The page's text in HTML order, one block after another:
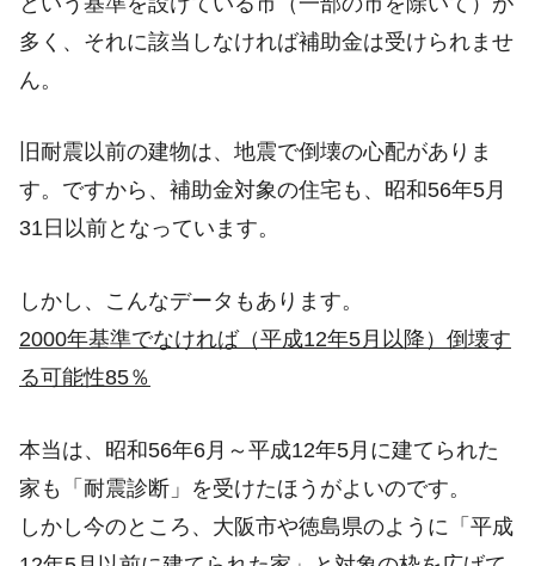
多く、それに該当しなければ補助金は受けられませ
ん。
旧耐震以前の建物は、地震で倒壊の心配がありま
す。ですから、補助金対象の住宅も、昭和56年5月
31日以前となっています。
しかし、こんなデータもあります。
2000年基準でなければ（平成12年5月以降）倒壊す
る可能性85％
本当は、昭和56年6月～平成12年5月に建てられた
家も「耐震診断」を受けたほうがよいのです。
しかし今のところ、大阪市や徳島県のように「平成